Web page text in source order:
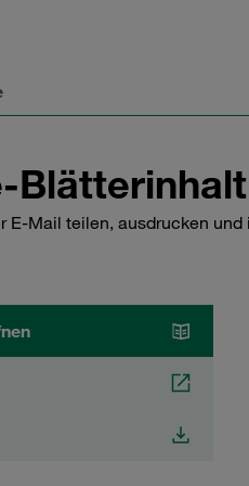
Blätterinhalt
E-Mail teilen, ausdrucken und